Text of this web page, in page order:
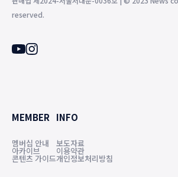
reserved.
MEMBER
멤버십 안내
아카이브
콘텐츠 가이드
INFO
보도자료
이용약관
개인정보처리방침